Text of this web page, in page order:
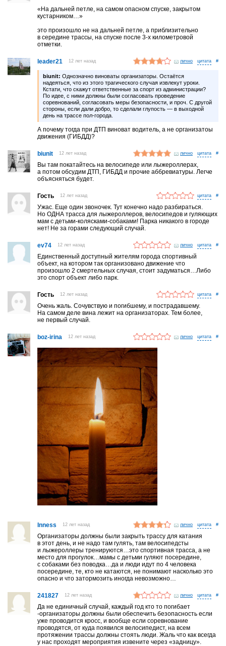
«На дальней петле, на самом опасном спуске, закрытом
кустарником…»
это произошло не на дальней петле, а приблизительно
в середине трассы, на спуске после 3-х километровой
отметки.
leader21 12 лет назад лично #
biunit: Однозначно виноваты организаторы. Остаётся
надеяться, что из этого трагического случая извлекут уроки.
Кстати, что скажут ответственные за спорт из администрации?
По идее, с ними должны были согласовать проведение
соревнований, согласовать меры безопасности, и проч. С другой
стороны, если дали добро, то сделали глупость — в выходной
день на трассе пол-города.
А почему тогда при ДТП виноват водитель, а не организатоы
движения (ГИБДД)?
biunit 12 лет назад лично #
Вы там покатайтесь на велосипеде или лыжероллерах,
а потом обсудим ДТП, ГИБДД и прочие аббревиатуры. Легче
объясняться будет.
Гость 12 лет назад #
Ужас. Еще один звоночек. Тут конечно надо разбираться.
Но ОДНА трасса для лыжероллеров, велосипедов и гуляющих
мам с детьми-колясками-собаками! Парка никакого в городе
нет! Не за горами следующий случай.
ev74 12 лет назад лично #
Единственный доступный жителям города спортивный
объект, на котором так организовано движение что
произошло 2 смертельных случая, стоит задуматься…Либо
это спорт объект либо парк.
Гость 12 лет назад #
Очень жаль. Сочувствую и погибшему, и пострадавшему.
На самом деле вина лежит на организаторах. Тем более,
не первый случай.
boz-irina 12 лет назад лично #
Inness 12 лет назад лично #
Организаторы должны были закрыть трассу для катания
в этот день, и не надо там гулять, там велосипедсты
и лыжероллеры тренируются…это спортивная трасса, а не
место для прогулок…мамы с детьми гуляют посередине,
с собаками без поводка…да и люди идут по 4 человека
посередине, те, кто не катаются, не понимают насколько это
опасно и что затормозить иногда невозможно…
241827 12 лет назад лично #
Да не единичный случай, каждый год кто то погибает
-организаторы должны были обеспечить безопасность если
уже проводится кросс, и вообще если соревнование
проводятся, от куда появился велосипедист, на всем
протяжении трассы должны стоять люди. Жаль что как всегда
у нас проходят мероприятия извените через «задницу».